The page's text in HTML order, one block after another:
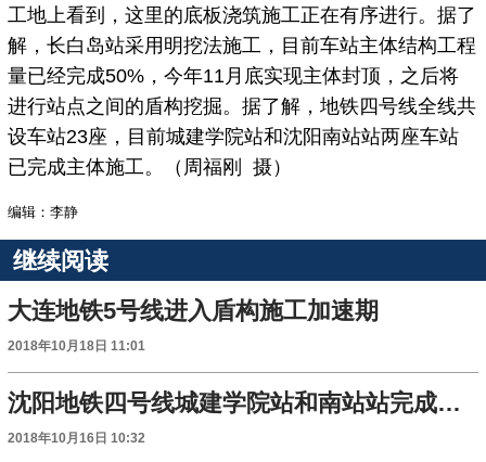
工地上看到，这里的底板浇筑施工正在有序进行。据了
解，长白岛站采用明挖法施工，目前车站主体结构工程
量已经完成50%，今年11月底实现主体封顶，之后将
进行站点之间的盾构挖掘。据了解，地铁四号线全线共
设车站23座，目前城建学院站和沈阳南站站两座车站
已完成主体施工。（周福刚 摄）
编辑：李静
继续阅读
大连地铁5号线进入盾构施工加速期
2018年10月18日 11:01
沈阳地铁四号线城建学院站和南站站完成主体结构施工
2018年10月16日 10:32